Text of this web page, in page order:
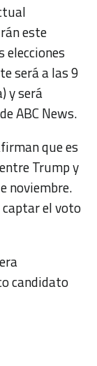
este
elecciones
será a las 9
y será
ABC News.
que es
Trump y
noviembre.
captar el voto
candidato